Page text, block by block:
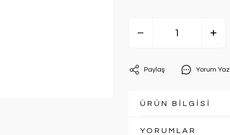
Paylaş Yorum Yaz
ÜRÜN BİLGİSİ
YORUMLAR